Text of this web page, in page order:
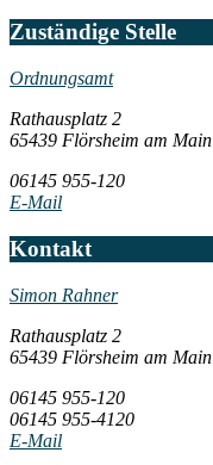
Zuständige Stelle
Ordnungsamt
Rathausplatz 2
65439 Flörsheim am Main
06145 955-120
E-Mail
Kontakt
Simon Rahner
Rathausplatz 2
65439 Flörsheim am Main
06145 955-120
06145 955-4120
E-Mail